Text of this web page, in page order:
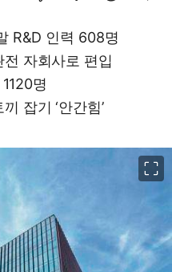
R&D 인력 608명
자회사로 편입
명
잡기 ‘안간힘’